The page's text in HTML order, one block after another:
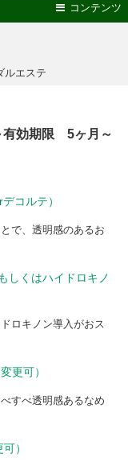
コンテンツ
ルエステ
有効期限 5ヶ月～
コルテ）
で、透明感のあるお
しくはハイドロキノ
ロキノン導入がおス
更可）
すべ透明感あるなめ
）